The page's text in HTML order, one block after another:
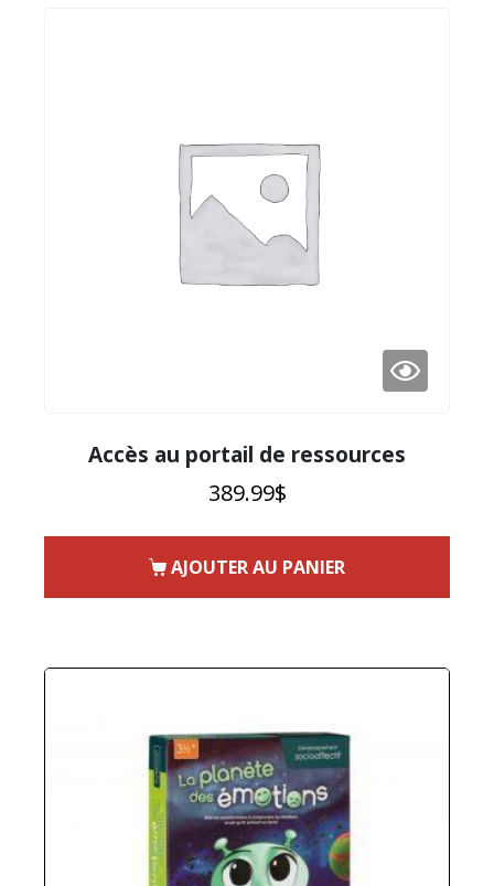
Accès au portail de ressources
389.99$
AJOUTER AU PANIER